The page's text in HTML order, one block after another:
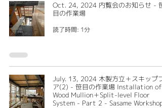
Oct. 24, 2024 内覧会のお知らせ - 笹
目の作業場
読了時間: 1分
July. 13, 2024 木製方立＋スキップフ
ア(2) - 笹目の作業場 Installation of
Wood Mullion＋Split-level Floor
System - Part 2 - Sasame Workshop